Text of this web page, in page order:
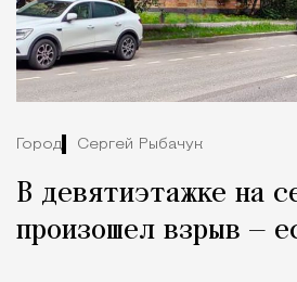
Город Сергей Рыбачук
В девятиэтажке на
произошел взрыв —